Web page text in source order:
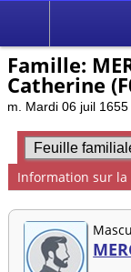
Famille:
Catherine
m. Mardi 06 juil 1655
Information sur la